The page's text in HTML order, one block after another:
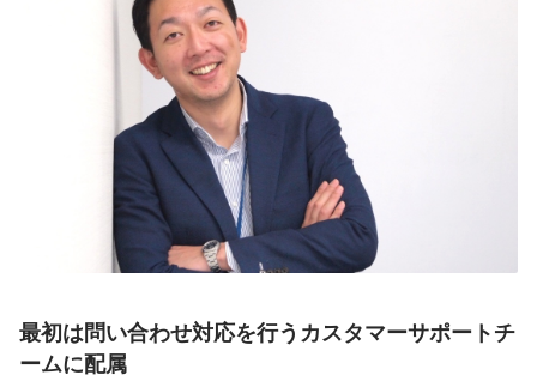
最初は問い合わせ対応を行うカスタマーサポートチ
ームに配属